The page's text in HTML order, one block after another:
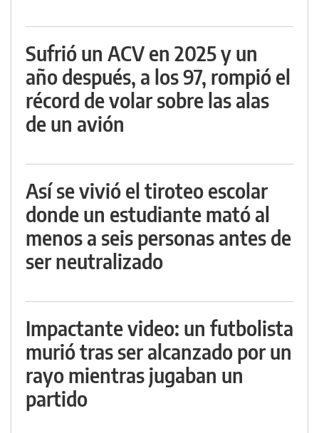
Sufrió un ACV en 2025 y un
año después, a los 97, rompió el
récord de volar sobre las alas
de un avión
Así se vivió el tiroteo escolar
donde un estudiante mató al
menos a seis personas antes de
ser neutralizado
Impactante video: un futbolista
murió tras ser alcanzado por un
rayo mientras jugaban un
partido